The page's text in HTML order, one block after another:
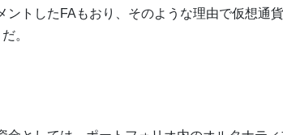
ントしたFAもおり、そのような理由で仮想通
。